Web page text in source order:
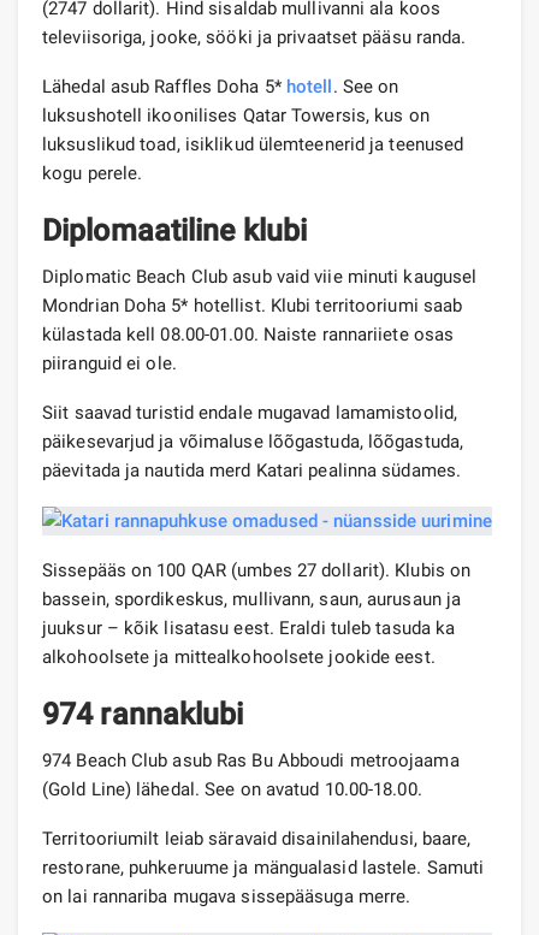
(2747 dollarit). Hind sisaldab mullivanni ala koos
televiisoriga, jooke, sööki ja privaatset pääsu randa.
Lähedal asub Raffles Doha 5* hotell. See on
luksushotell ikoonilises Qatar Towersis, kus on
luksuslikud toad, isiklikud ülemteenerid ja teenused
kogu perele.
Diplomaatiline klubi
Diplomatic Beach Club asub vaid viie minuti kaugusel
Mondrian Doha 5* hotellist. Klubi territooriumi saab
külastada kell 08.00-01.00. Naiste rannariiete osas
piiranguid ei ole.
Siit saavad turistid endale mugavad lamamistoolid,
päikesevarjud ja võimaluse lõõgastuda, lõõgastuda,
päevitada ja nautida merd Katari pealinna südames.
Sissepääs on 100 QAR (umbes 27 dollarit). Klubis on
bassein, spordikeskus, mullivann, saun, aurusaun ja
juuksur – kõik lisatasu eest. Eraldi tuleb tasuda ka
alkohoolsete ja mittealkohoolsete jookide eest.
974 rannaklubi
974 Beach Club asub Ras Bu Abboudi metroojaama
(Gold Line) lähedal. See on avatud 10.00-18.00.
Territooriumilt leiab säravaid disainilahendusi, baare,
restorane, puhkeruume ja mängualasid lastele. Samuti
on lai rannariba mugava sissepääsuga merre.